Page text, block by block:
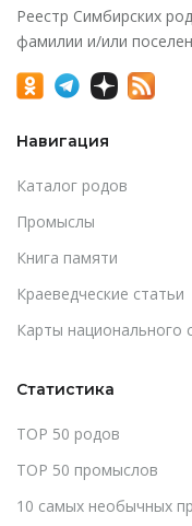
Реестр Симбирских
фамилии и/или
Навигация
Каталог родов
Промыслы
Книга памяти
Краеведческие статьи
Карты национального
Статистика
TOP 50 родов
TOP 50 промыслов
10 самых необычных